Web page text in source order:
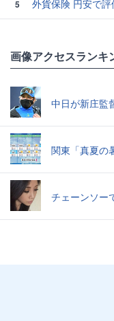
5
外貨保険 円安で
画像アクセスランキ
中日が新庄監
関東「真夏の
チェーンソー